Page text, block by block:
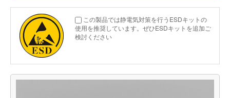
この製品では静電気対策を行うESDキットの
使用を推奨しています。ぜひESDキットを追加ご
検討ください